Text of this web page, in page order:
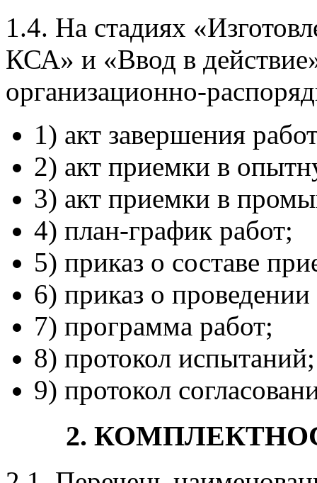
1.4. На стадиях
КСА» и «Ввод в
организационно-
1) акт завершения
2) акт приемки в
3) акт приемки в
4) план-график работ;
5) приказ о составе
6) приказ о проведении
7) программа работ;
8) протокол испытаний;
9) протокол
2.